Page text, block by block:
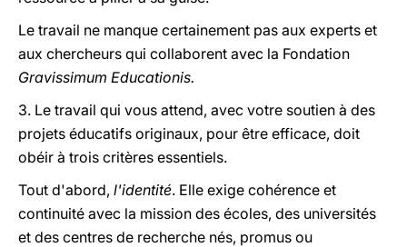
Le travail ne manque certainement pas aux experts et
aux chercheurs qui collaborent avec la Fondation
Gravissimum Educationis.
3. Le travail qui vous attend, avec votre soutien à des
projets éducatifs originaux, pour être efficace, doit
obéir à trois critères essentiels.
Tout d'abord, l'identité. Elle exige cohérence et
continuité avec la mission des écoles, des universités
et des centres de recherche nés, promus ou